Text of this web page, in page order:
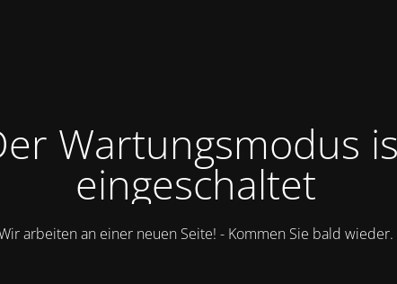
Wartungsmodus
eingeschaltet
arbeiten an einer neuen Seite! - Kommen Sie bald wieder.